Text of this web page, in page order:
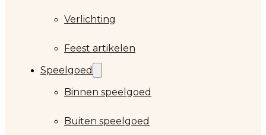
Verlichting
Feest artikelen
Speelgoed
Binnen speelgoed
Buiten speelgoed